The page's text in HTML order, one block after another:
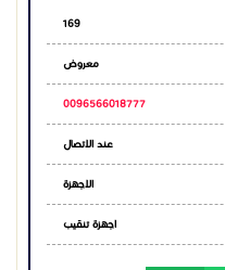
كشف الذهب الخام
169
معروض
0096566018777
عند الاتصال
الاجهزة
اجهزة تنقيب